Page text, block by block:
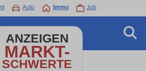
Auto Immo Job
ANZEIGEN
MARKT-
SCHWERTE